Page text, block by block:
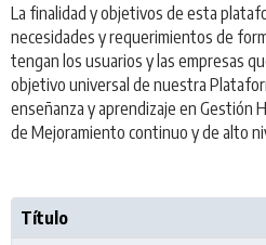
La finalidad y objetivos de esta
necesidades y requerimientos de
tengan los usuarios y las empresas
objetivo universal de nuestra
enseñanza y aprendizaje en Gestión
de Mejoramiento continuo y de alto
Título